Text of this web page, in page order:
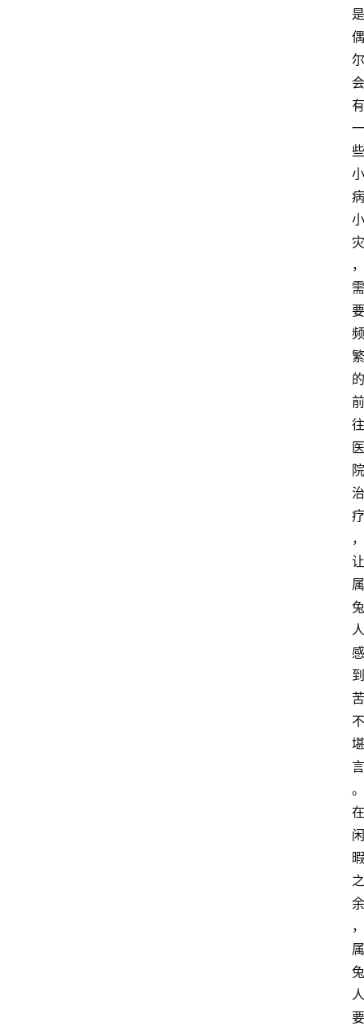
是
偶
尔
会
有
一
些
小
病
小
灾
，
需
要
频
繁
的
前
往
医
院
治
疗
，
让
属
兔
人
感
到
苦
不
堪
言
。
在
闲
暇
之
余
，
属
兔
人
要